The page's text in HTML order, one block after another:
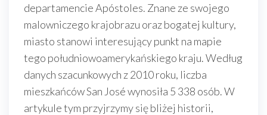
departamencie Apóstoles. Znane ze swojego
malowniczego krajobrazu oraz bogatej kultury,
miasto stanowi interesujący punkt na mapie
tego południowoamerykańskiego kraju. Według
danych szacunkowych z 2010 roku, liczba
mieszkańców San José wynosiła 5 338 osób. W
artykule tym przyjrzymy się bliżej historii,